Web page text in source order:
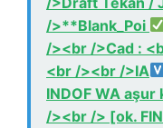
/>**Blank_Poi
/><br />Cad :
<br /><br />IA
INDOF WA
/><br /> [ok.